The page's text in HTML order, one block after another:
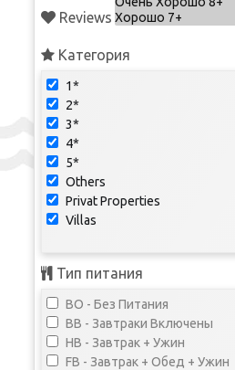
Reviews
Категория
1*
2*
3*
4*
5*
Others
Privat Properties
Villas
Тип питания
BO - Без Питания
BB - Завтраки Включены
HB - Завтрак + Ужин
FB - Завтрак + Обед + Ужин